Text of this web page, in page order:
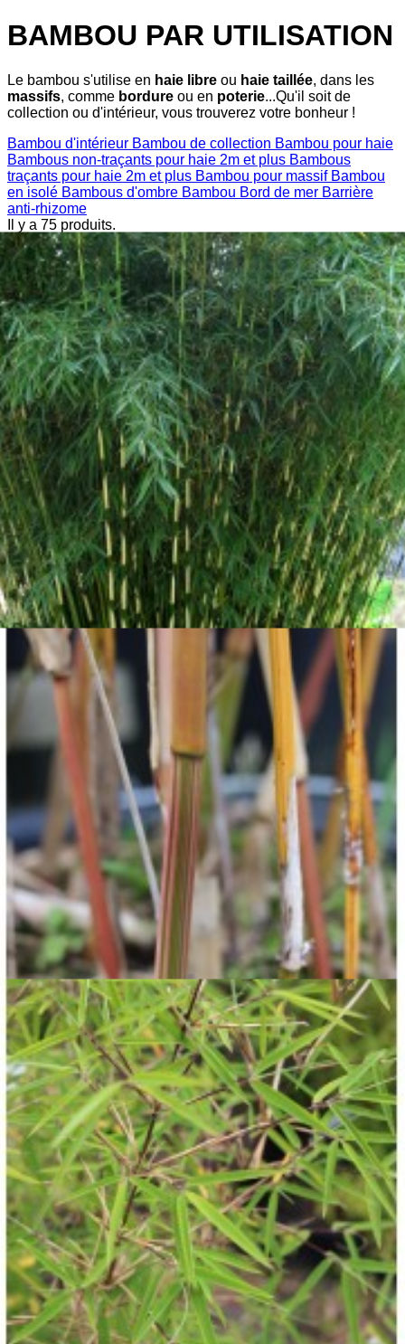
BAMBOU PAR UTILISATION
Le bambou s'utilise en haie libre ou haie taillée, dans les
massifs, comme bordure ou en poterie...Qu'il soit de
collection ou d'intérieur, vous trouverez votre bonheur !
Bambou d'intérieur Bambou de collection Bambou pour haie
Bambous non-traçants pour haie 2m et plus Bambous
traçants pour haie 2m et plus Bambou pour massif Bambou
en isolé Bambous d'ombre Bambou Bord de mer Barrière
anti-rhizome
Il y a 75 produits.
Trier par :
Pertinence
Meilleures ventesPertinenceNom, A à Z Nom, Z à APrix,
croissantPrix, décroissantRéférence, A à ZRéférence, Z à A
 Aperçu rapide 
Fargesia robusta 'Campbell'
20,00 €
Voir détails
Bientôt disponible
 Aperçu rapide 
Bambusa multiplex 'Alphonse Kaar'
25,50 €
Voir détails
 Aperçu rapide 